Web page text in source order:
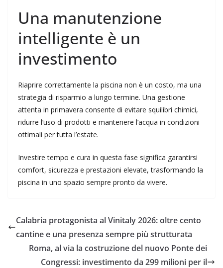
Una manutenzione
intelligente è un
investimento
Riaprire correttamente la piscina non è un costo, ma una
strategia di risparmio a lungo termine. Una gestione
attenta in primavera consente di evitare squilibri chimici,
ridurre l’uso di prodotti e mantenere l’acqua in condizioni
ottimali per tutta l’estate.
Investire tempo e cura in questa fase significa garantirsi
comfort, sicurezza e prestazioni elevate, trasformando la
piscina in uno spazio sempre pronto da vivere.
Calabria protagonista al Vinitaly 2026: oltre cento
cantine e una presenza sempre più strutturata
Roma, al via la costruzione del nuovo Ponte dei
Congressi: investimento da 299 milioni per il